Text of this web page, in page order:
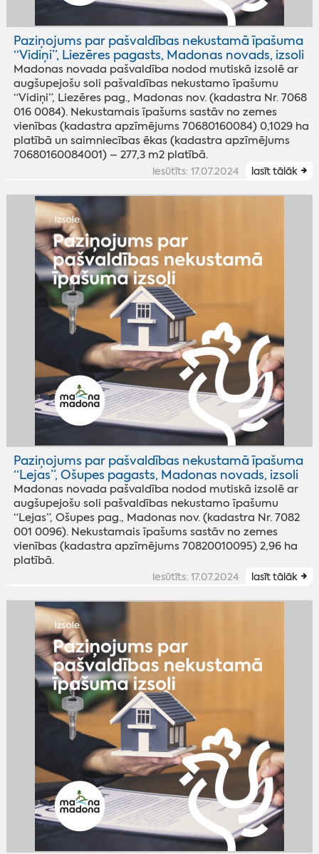
Paziņojums par pašvaldības nekustamā īpašuma
“Vidiņi”, Liezēres pagasts, Madonas novads, izsoli
Madonas novada pašvaldība nodod mutiskā izsolē ar
augšupejošu soli pašvaldības nekustamo īpašumu
“Vidiņi”, Liezēres pag., Madonas nov. (kadastra Nr. 7068
016 0084). Nekustamais īpašums sastāv no zemes
vienības (kadastra apzīmējums 70680160084) 0,1029 ha
platībā un saimniecības ēkas (kadastra apzīmējums
70680160084001) – 277,3 m2 platībā.
iesūtīts: 17.07.2024 lasīt tālāk
Paziņojums par pašvaldības nekustamā īpašuma
“Lejas”, Ošupes pagasts, Madonas novads, izsoli
Madonas novada pašvaldība nodod mutiskā izsolē ar
augšupejošu soli pašvaldības nekustamo īpašumu
“Lejas”, Ošupes pag., Madonas nov. (kadastra Nr. 7082
001 0096). Nekustamais īpašums sastāv no zemes
vienības (kadastra apzīmējums 70820010095) 2,96 ha
platībā.
iesūtīts: 17.07.2024 lasīt tālāk